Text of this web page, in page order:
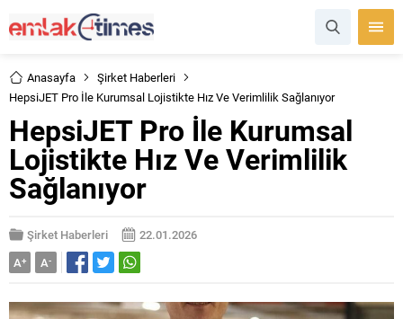
Anasayfa
Şirket Haberleri
HepsiJET Pro İle Kurumsal Lojistikte Hız Ve Verimlilik Sağlanıyor
HepsiJET Pro İle Kurumsal
Lojistikte Hız Ve Verimlilik
Sağlanıyor
Şirket Haberleri
22.01.2026
A+ A-